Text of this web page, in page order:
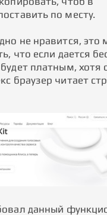
по месту.
не нравится, это
что если дается
платным, хотя
браузер читает
данный